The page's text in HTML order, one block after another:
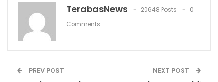
TerabasNews 20648 Posts
0
Comments
PREV POST NEXT POST